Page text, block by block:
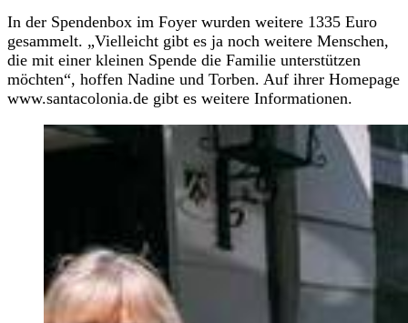
In der Spendenbox im Foyer wurden weitere 1335 Euro
gesammelt. „Vielleicht gibt es ja noch weitere Menschen,
die mit einer kleinen Spende die Familie unterstützen
möchten“, hoffen Nadine und Torben. Auf ihrer Homepage
www.santacolonia.de gibt es weitere Informationen.